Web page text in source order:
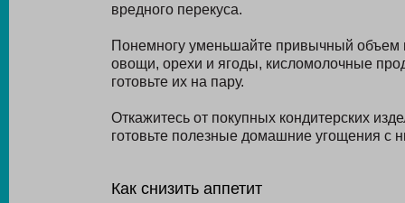
вредного перекуса.
Понемногу уменьшайте привычный
овощи, орехи и ягоды, кисломолочные
готовьте их на пару.
Откажитесь от покупных кондитерских
готовьте полезные домашние угощения с
Как снизить аппетит